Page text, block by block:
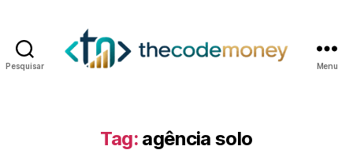
Pesquisar Menu
Tag: agência solo